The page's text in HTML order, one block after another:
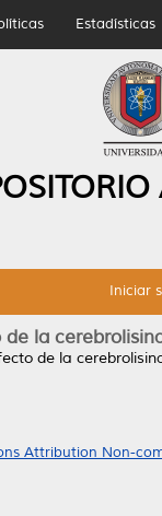
Estadísticas
Iniciar
la
de la
Attribution Non-